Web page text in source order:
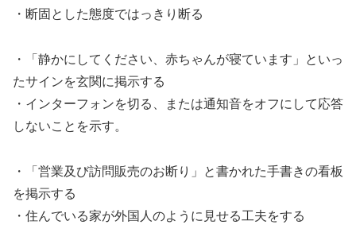
・断固とした態度ではっきり断る
・「静かにしてください、赤ちゃんが寝ています」といっ
たサインを玄関に掲示する
・インターフォンを切る、または通知音をオフにして応答
しないことを示す。
・「営業及び訪問販売のお断り」と書かれた手書きの看板
を掲示する
・住んでいる家が外国人のように見せる工夫をする